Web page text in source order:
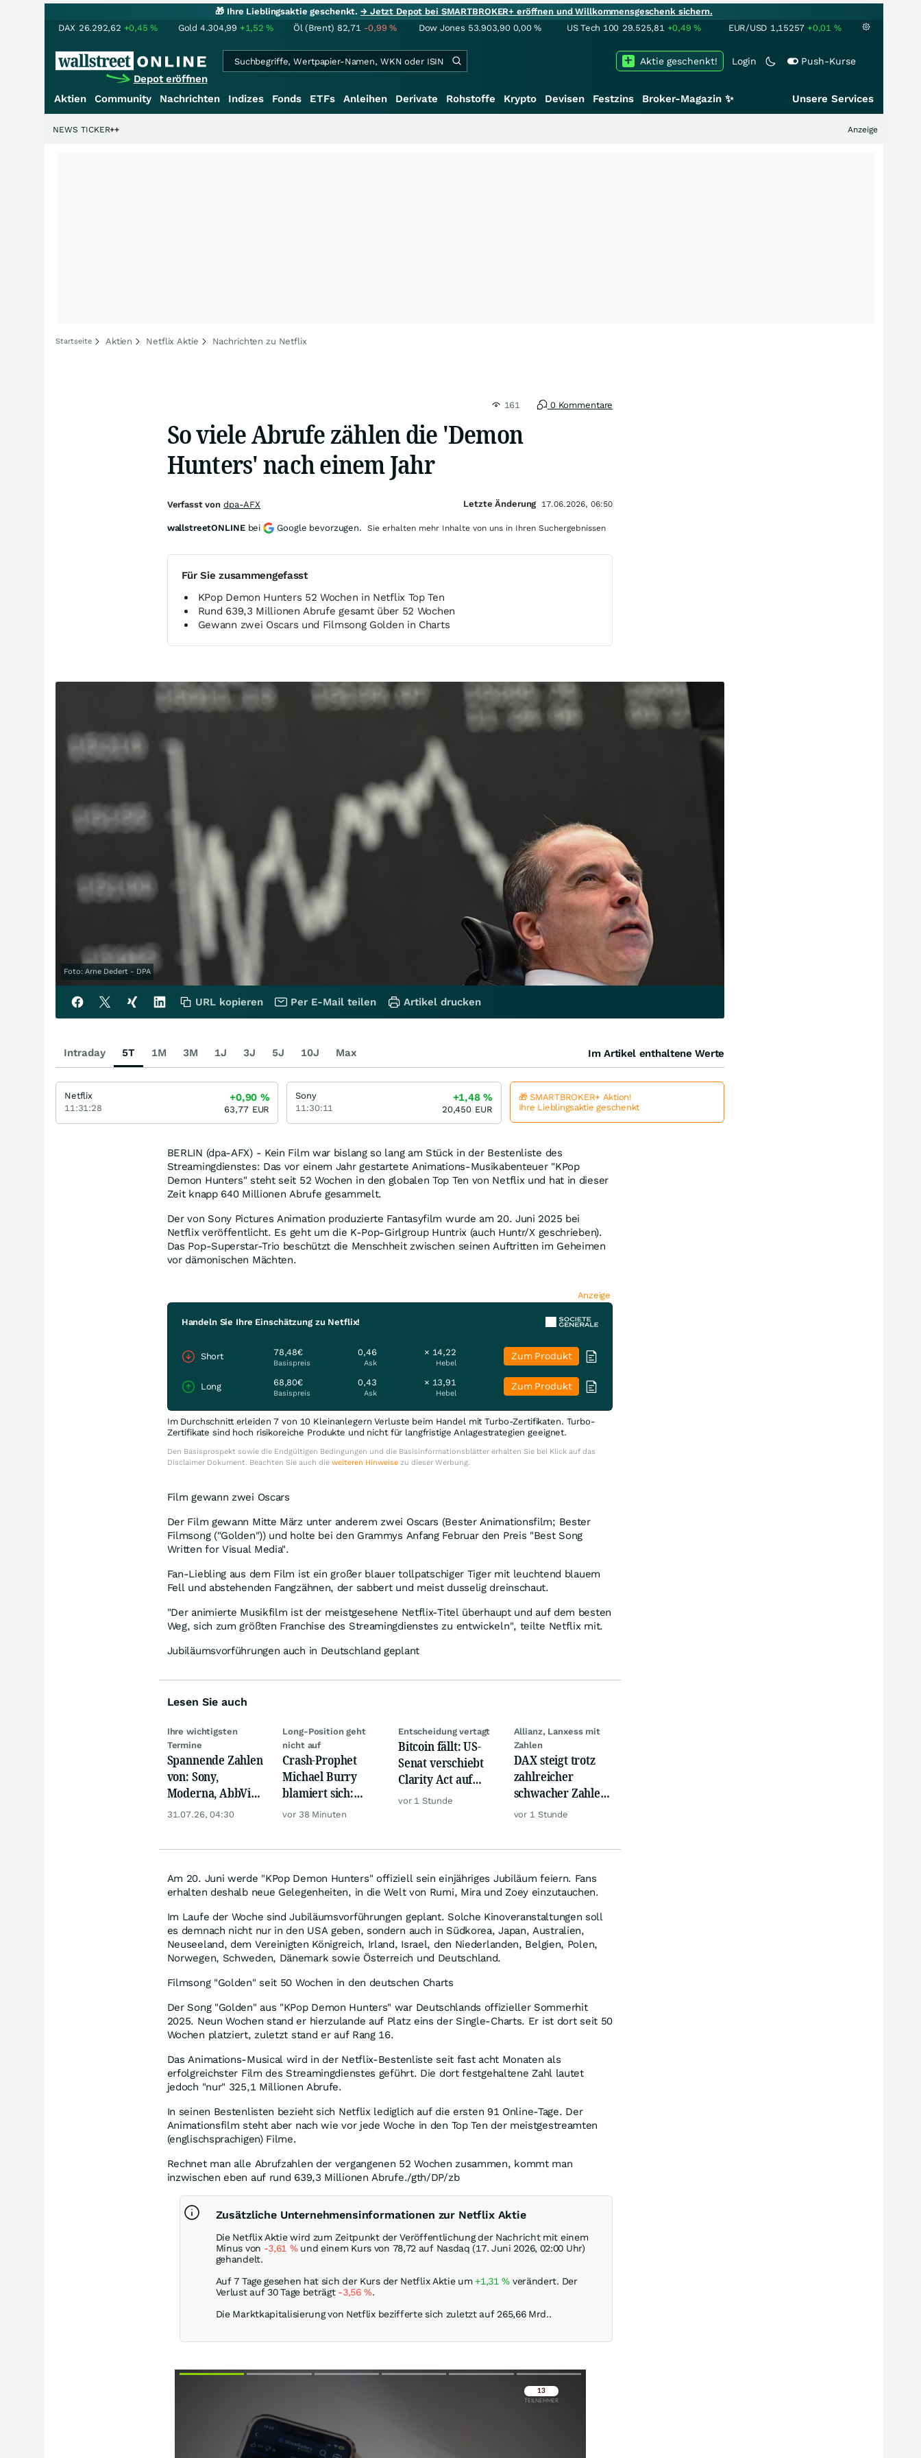
🎁 Ihre Lieblingsaktie geschenkt.→ Jetzt Depot bei SMARTBROKER+ eröffnen und Willkommensgeschenk sichern.
DAX 26.292,62 +0,45% Gold 4.304,99 +1,52% Öl (Brent) 82,71 -0,99% Dow Jones 53.903,90 0,00% US Tech 100 29.525,81 +0,49% EUR/USD 1,15257 +0,01 %
Depot eröffnen
Login Push-Kurse
Aktie geschenkt!
Aktien Community Nachrichten Indizes Fonds ETFs Anleihen Derivate Rohstoffe Krypto Devisen Festzins Broker-Magazin ✨ Unsere Services
+++ Anzeige
NEWS TICKER
Startseite Aktien Netflix Aktie Nachrichten zu Netflix
161 0 Kommentare
So viele Abrufe zählen die 'Demon
Hunters' nach einem Jahr
Für Sie zusammengefasst
KPop Demon Hunters 52 Wochen in Netflix Top Ten
Rund 639,3 Millionen Abrufe gesamt über 52 Wochen
Gewann zwei Oscars und Filmsong Golden in Charts
Foto: Arne Dedert - DPA
BERLIN (dpa-AFX) - Kein Film war bislang so lang am Stück in der Bestenliste des
Streamingdienstes: Das vor einem Jahr gestartete Animations-Musikabenteuer "KPop
Demon Hunters" steht seit 52 Wochen in den globalen Top Ten von Netflix und hat in dieser
Zeit knapp 640 Millionen Abrufe gesammelt.
Der von Sony Pictures Animation produzierte Fantasyfilm wurde am 20. Juni 2025 bei
Netflix veröffentlicht. Es geht um die K-Pop-Girlgroup Huntrix (auch Huntr/X geschrieben).
Das Pop-Superstar-Trio beschützt die Menschheit zwischen seinen Auftritten im Geheimen
vor dämonischen Mächten.
Anzeige
Handeln Sie Ihre Einschätzung zu Netflix!
Short 78,48€
Basispreis
0,46
Ask
× 14,22
Hebel
Zum Produkt
Long 68,80€
Basispreis
0,43
Ask
× 13,91
Hebel
Zum Produkt
Im Durchschnitt erleiden 7 von 10 Kleinanlegern Verluste beim Handel mit Turbo-Zertifikaten. Turbo-
Zertifikate sind hoch risikoreiche Produkte und nicht für langfristige Anlagestrategien geeignet.
Den Basisprospekt sowie die Endgültigen Bedingungen und die Basisinformationsblätter erhalten Sie bei Klick auf das
Disclaimer Dokument. Beachten Sie auch die weiteren Hinweisezu dieser Werbung.
Film gewann zwei Oscars
Der Film gewann Mitte März unter anderem zwei Oscars (Bester Animationsfilm; Bester
Filmsong ("Golden")) und holte bei den Grammys Anfang Februar den Preis "Best Song
Written for Visual Media".
Fan-Liebling aus dem Film ist ein großer blauer tollpatschiger Tiger mit leuchtend blauem
Fell und abstehenden Fangzähnen, der sabbert und meist dusselig dreinschaut.
"Der animierte Musikfilm ist der meistgesehene Netflix-Titel überhaupt und auf dem besten
Weg, sich zum größten Franchise des Streamingdienstes zu entwickeln", teilte Netflix mit.
Jubiläumsvorführungen auch in Deutschland geplant
Lesen Sie auch
Ihre wichtigsten
Termine
Spannende Zahlen
von: Sony,
Moderna, AbbVie,
Eaton,
31.07.26, 04:30
Long-Position geht
nicht auf
Crash-Prophet
Michael Burry
blamiert sich:
Diese Wette taugt
vor 38 Minuten
Entscheidung vertagt
Bitcoin fällt: US-
Senat verschiebt
Clarity Act auf
September
vor 1 Stunde
Allianz, Lanxess mit
Zahlen
DAX steigt trotz
zahlreicher
schwacher Zahlen,
Gold und Öl teurer
vor 1 Stunde
Am 20. Juni werde "KPop Demon Hunters" offiziell sein einjähriges Jubiläum feiern. Fans
erhalten deshalb neue Gelegenheiten, in die Welt von Rumi, Mira und Zoey einzutauchen.
Im Laufe der Woche sind Jubiläumsvorführungen geplant. Solche Kinoveranstaltungen soll
es demnach nicht nur in den USA geben, sondern auch in Südkorea, Japan, Australien,
Neuseeland, dem Vereinigten Königreich, Irland, Israel, den Niederlanden, Belgien, Polen,
Norwegen, Schweden, Dänemark sowie Österreich und Deutschland.
Filmsong "Golden" seit 50 Wochen in den deutschen Charts
Der Song "Golden" aus "KPop Demon Hunters" war Deutschlands offizieller Sommerhit
2025. Neun Wochen stand er hierzulande auf Platz eins der Single-Charts. Er ist dort seit 50
Wochen platziert, zuletzt stand er auf Rang 16.
Das Animations-Musical wird in der Netflix-Bestenliste seit fast acht Monaten als
erfolgreichster Film des Streamingdienstes geführt. Die dort festgehaltene Zahl lautet
jedoch "nur" 325,1 Millionen Abrufe.
In seinen Bestenlisten bezieht sich Netflix lediglich auf die ersten 91 Online-Tage. Der
Animationsfilm steht aber nach wie vor jede Woche in den Top Ten der meistgestreamten
(englischsprachigen) Filme.
Rechnet man alle Abrufzahlen der vergangenen 52 Wochen zusammen, kommt man
inzwischen eben auf rund 639,3 Millionen Abrufe./gth/DP/zb
Zusätzliche Unternehmensinformationen zur Netflix Aktie
Die Netflix Aktie wird zum Zeitpunkt der Veröffentlichung der Nachricht mit einem
Minus von -3,61 %und einem Kurs von 78,72 auf Nasdaq (17. Juni 2026, 02:00 Uhr)
gehandelt.
Auf 7 Tage gesehen hat sich der Kurs der Netflix Aktie um+1,31% verändert. Der
Verlust auf 30 Tage beträgt -3,56%.
Die Marktkapitalisierung von Netflix bezifferte sich zuletzt auf 265,66 Mrd..
Verfasst von dpa-AFX Letzte Änderung 17.06.2026, 06:50
wallstreetONLINE bei Google bevorzugen. Sie erhalten mehr Inhalte von uns in Ihren Suchergebnissen
URL kopieren Per E-Mail teilen Artikel drucken
Intraday 5T 1M 3M 1J 3J 5J 10J Max Im Artikel enthaltene Werte
Netflix
11:31:28
+0,90 %
63,77 EUR
Sony
11:30:11
+1,48 %
20,450 EUR
🎁 SMARTBROKER+ Aktion!
Ihre Lieblingsaktie geschenkt